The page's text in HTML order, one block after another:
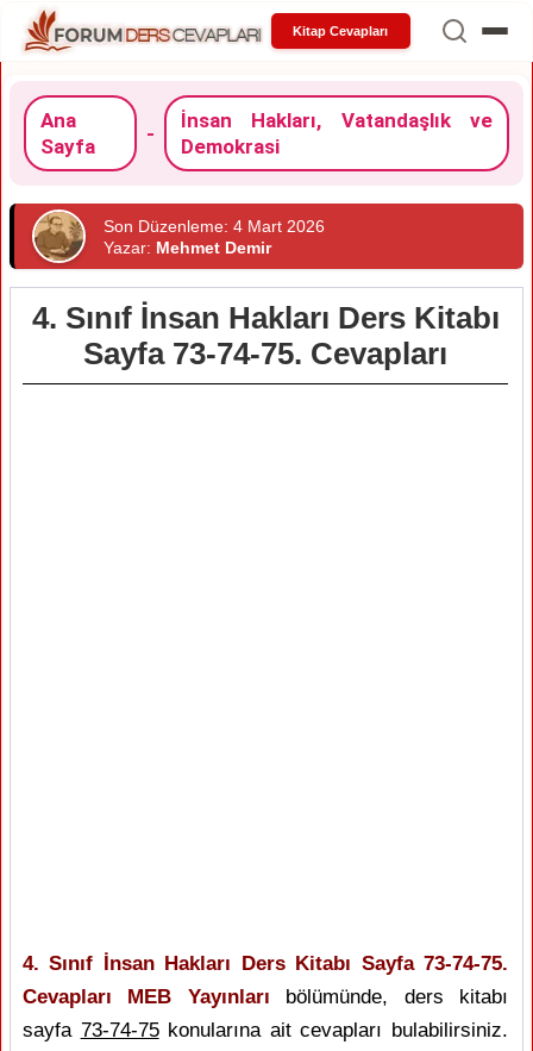
Kitap Cevapları
Ana
Sayfa
-
İnsan Hakları, Vatandaşlık ve
Demokrasi
Son Düzenleme: 4 Mart 2026
Yazar: Mehmet Demir
4. Sınıf İnsan Hakları Ders Kitabı
Sayfa 73-74-75. Cevapları
4. Sınıf İnsan Hakları Ders Kitabı Sayfa 73-74-75.
Cevapları MEB Yayınları bölümünde, ders kitabı
sayfa 73-74-75konularına ait cevapları bulabilirsiniz.